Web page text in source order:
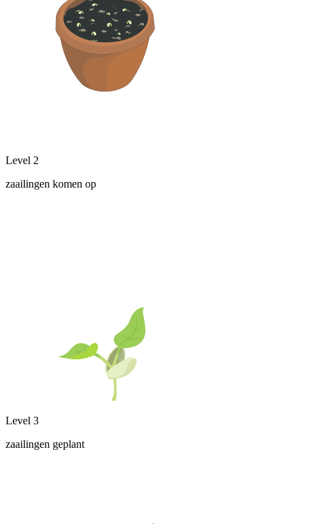
Level 2
zaailingen komen op
Level 3
zaailingen geplant